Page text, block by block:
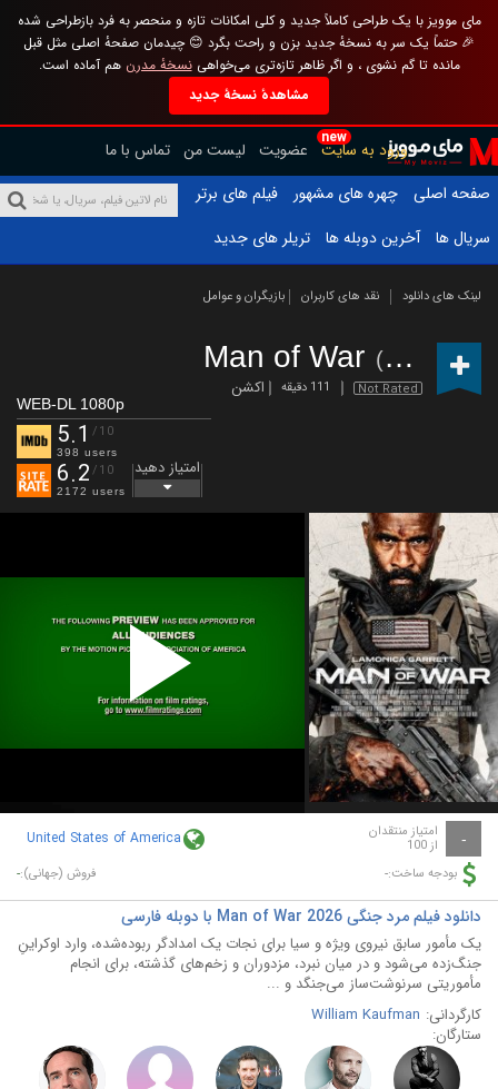
مای موویز با یک طراحی کاملاً جدید و کلی امکانات تازه و منحصر به فرد بازطراحی شده
🎉 حتماً یک سر به نسخهٔ جدید بزن و راحت بگرد 😊 چیدمان صفحهٔ اصلی مثل قبل
مانده تا گم نشوی ، و اگر ظاهر تازه‌تری می‌خواهینسخهٔ مدرن هم آماده است.
مشاهدهٔ نسخهٔ جدید
new
ورود به سایت عضویت لیست من تماس با ما
صفحه اصلی
چهره های مشهور
فیلم های برتر
سریال ها
آخرین دوبله ها تریلر های جدید
لینک های دانلود نقد های کاربران بازیگران و عوامل
Man of War (2026)
Not Rated 111 دقیقه اکشن
WEB-DL 1080p
5.1 /10
398 users
6.2 /10
2172 users
امتیاز دهید
Play
Video
- امتیاز منتقدان
از 100 United States of America
بودجه ساخت:- فروش (جهانی):-
دانلود فیلم مرد جنگی Man of War 2026 با دوبله فارسی
یک مأمور سابق نیروی ویژه و سیا برای نجات یک امدادگر ربوده‌شده، وارد اوکراینِ
جنگ‌زده می‌شود و در میان نبرد، مزدوران و زخم‌های گذشته، برای انجام
مأموریتی سرنوشت‌ساز می‌جنگد و ...
کارگردانی: William Kaufman
ستارگان: